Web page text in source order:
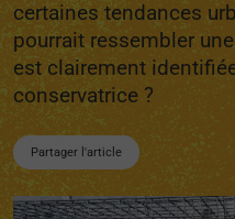
certaines tendances
pourrait ressembler
est clairement
conservatrice ?
Partager l'article